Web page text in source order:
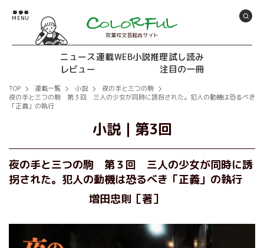
双葉社文芸総合サイト
ニュース連載WEB小説推理試し読み
レビュー
注目の一冊
TOP 連載一覧 小説
夜の手と三つの駒
夜の手と三つの駒 第３回 三人の少女が同時に誘拐された。犯人の動機は恐るべき
「正義」の執行
小説｜ 第3回
夜の手と三つの駒 第３回 三人の少女が同時に誘
拐された。犯人の動機は恐るべき「正義」の執行
増田忠則［著］